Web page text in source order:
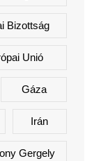
Bizottság
Unió
Gáza
Irán
Gergely